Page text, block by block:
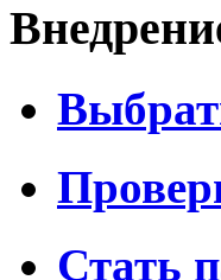
Стать